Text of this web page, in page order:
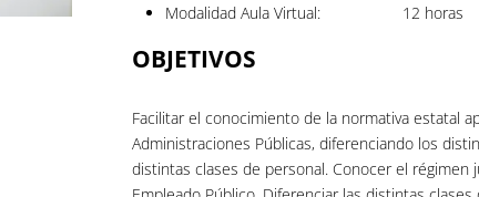
Modalidad Aula Virtual:
12 horas
OBJETIVOS
Facilitar el conocimiento de la normativa estatal
Administraciones Públicas, diferenciando los
distintas clases de personal. Conocer el